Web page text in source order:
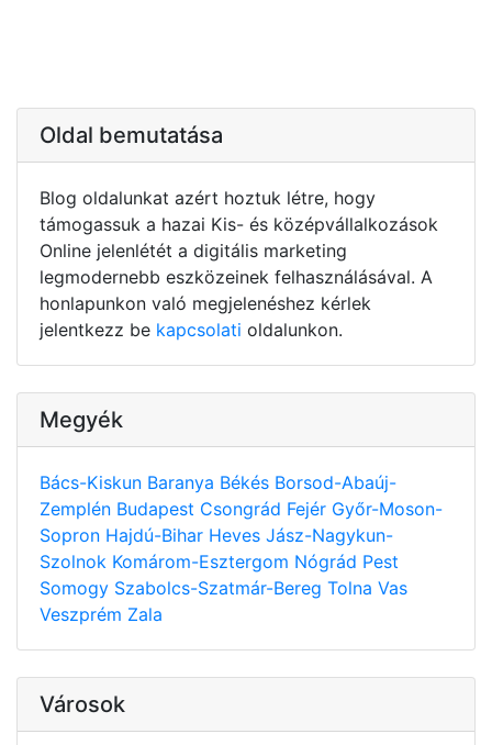
Oldal bemutatása
Blog oldalunkat azért hoztuk létre, hogy
támogassuk a hazai Kis- és középvállalkozások
Online jelenlétét a digitális marketing
legmodernebb eszközeinek felhasználásával. A
honlapunkon való megjelenéshez kérlek
jelentkezz be kapcsolati oldalunkon.
Megyék
Bács-Kiskun Baranya Békés Borsod-Abaúj-
Zemplén Budapest Csongrád Fejér Győr-Moson-
Sopron Hajdú-Bihar Heves Jász-Nagykun-
Szolnok Komárom-Esztergom Nógrád Pest
Somogy Szabolcs-Szatmár-Bereg Tolna Vas
Veszprém Zala
Városok